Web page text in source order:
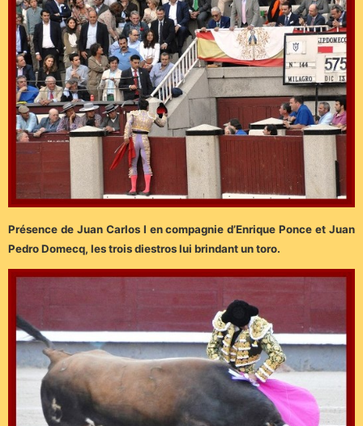
Présence de Juan Carlos I en compagnie d’Enrique Ponce et Juan
Pedro Domecq, les trois diestros lui brindant un toro.